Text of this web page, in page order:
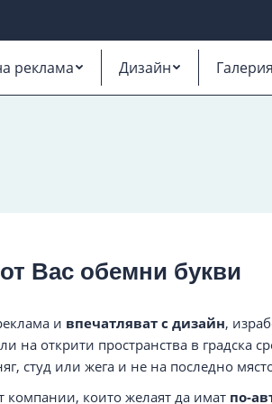
реклама Дизайн Галерия
Вас обемни букви
и впечатляват с дизайн,
на открити пространства в градска
студ или жега и не на последно
компании, които желаят да имат по-